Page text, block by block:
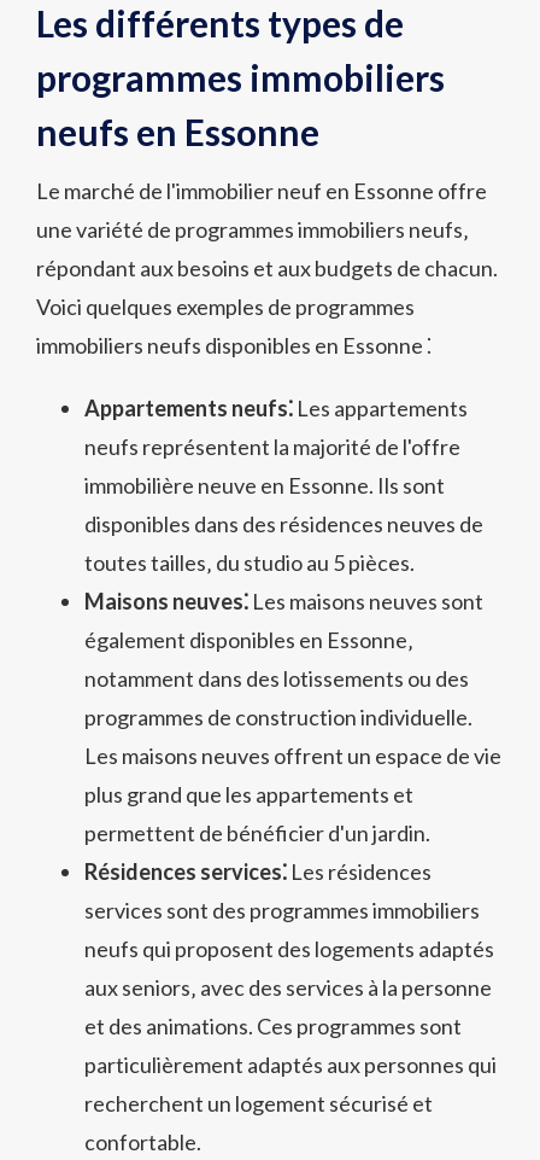
Les différents types de
programmes immobiliers
neufs en Essonne
Le marché de l'immobilier neuf en Essonne offre
une variété de programmes immobiliers neufs‚
répondant aux besoins et aux budgets de chacun.
Voici quelques exemples de programmes
immobiliers neufs disponibles en Essonne ⁚
Appartements neufs⁚ Les appartements
neufs représentent la majorité de l'offre
immobilière neuve en Essonne. Ils sont
disponibles dans des résidences neuves de
toutes tailles‚ du studio au 5 pièces.
Maisons neuves⁚ Les maisons neuves sont
également disponibles en Essonne‚
notamment dans des lotissements ou des
programmes de construction individuelle.
Les maisons neuves offrent un espace de vie
plus grand que les appartements et
permettent de bénéficier d'un jardin.
Résidences services⁚ Les résidences
services sont des programmes immobiliers
neufs qui proposent des logements adaptés
aux seniors‚ avec des services à la personne
et des animations. Ces programmes sont
particulièrement adaptés aux personnes qui
recherchent un logement sécurisé et
confortable.